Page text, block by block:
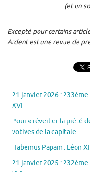
(et un
Excepté pour certains
Ardent est une revue de
21 janvier 2026 :
XVI
Pour « réveiller la piété
votives de la capitale
Habemus Papam : Léon
21 janvier 2025 :